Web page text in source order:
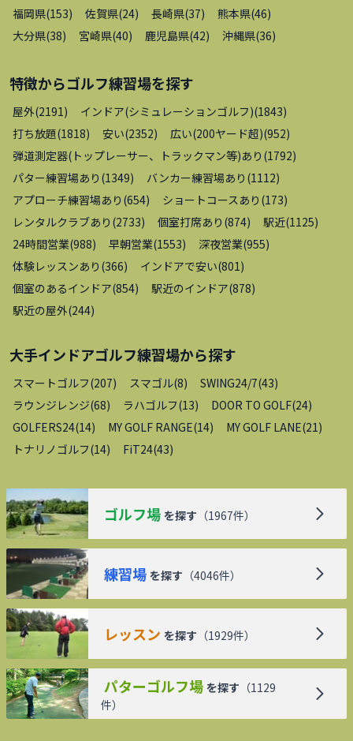
福岡県(153) 佐賀県(24) 長崎県(37) 熊本県(46)
大分県(38) 宮崎県(40) 鹿児島県(42) 沖縄県(36)
特徴からゴルフ練習場を探す
屋外(2191) インドア(シミュレーションゴルフ)(1843)
打ち放題(1818) 安い(2352) 広い(200ヤード超)(952)
弾道測定器(トップレーサー、トラックマン等)あり (1792)
パター練習場あり (1349) バンカー練習場あり (1112)
アプローチ練習場あり (654) ショートコースあり (173)
レンタルクラブあり (2733) 個室打席あり (874) 駅近(1125)
24時間営業(988) 早朝営業(1553) 深夜営業(955)
体験レッスンあり (366) インドアで安い(801)
個室のあるインドア(854) 駅近のインドア(878)
駅近の屋外(244)
大手インドアゴルフ練習場から探す
スマートゴルフ(207) スマゴル(8) SWING24/7(43)
ラウンジレンジ(68) ラハゴルフ(13) DOOR TO GOLF(24)
GOLFERS24(14) MY GOLF RANGE(14) MY GOLF LANE(21)
トナリノゴルフ(14) FiT24(43)
ゴルフ場 を探す （1967件）
練習場 を探す （4046件）
レッスン を探す （1929件）
パターゴルフ場 を探す （1129
件）